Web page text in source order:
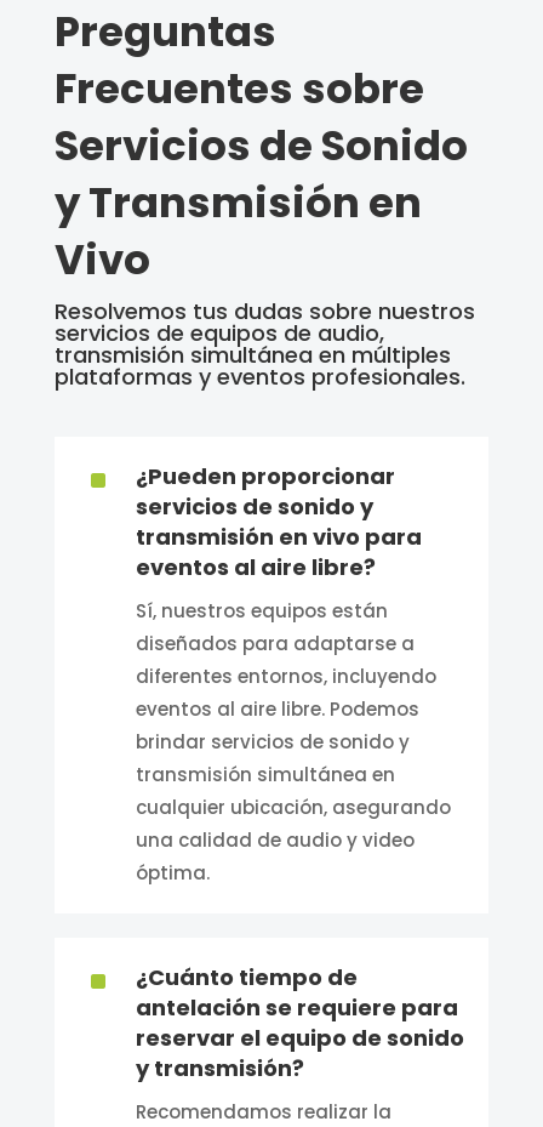
Preguntas
Frecuentes sobre
Servicios de Sonido
y Transmisión en
Vivo
Resolvemos tus dudas sobre nuestros
servicios de equipos de audio,
transmisión simultánea en múltiples
plataformas y eventos profesionales.
^
¿Pueden proporcionar
servicios de sonido y
transmisión en vivo para
eventos al aire libre?
Sí, nuestros equipos están
diseñados para adaptarse a
diferentes entornos, incluyendo
eventos al aire libre. Podemos
brindar servicios de sonido y
transmisión simultánea en
cualquier ubicación, asegurando
una calidad de audio y video
óptima.
^
¿Cuánto tiempo de
antelación se requiere para
reservar el equipo de sonido
y transmisión?
Recomendamos realizar la